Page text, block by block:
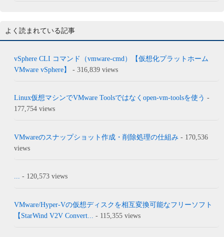
よく読まれている記事
vSphere CLI コマンド（vmware-cmd）【仮想化プラットホーム
VMware vSphere】
- 316,839 views
Linux仮想マシンでVMware Toolsではなくopen-vm-toolsを使う -
177,754 views
VMwareのスナップショット作成・削除処理の仕組み - 170,536
views
... - 120,573 views
VMware/Hyper-Vの仮想ディスクを相互変換可能なフリーソフト
【StarWind V2V Convert...
- 115,355 views